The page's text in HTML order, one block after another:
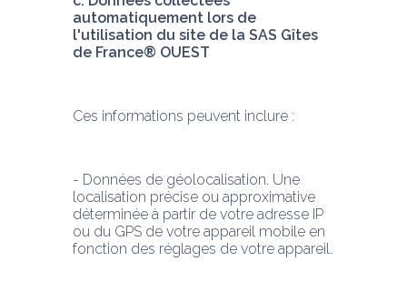
automatiquement lors de
l'utilisation du site de la SAS Gîtes
de France® OUEST
Ces informations peuvent inclure :
- Données de géolocalisation. Une
localisation précise ou approximative
déterminée à partir de votre adresse IP
ou du GPS de votre appareil mobile en
fonction des réglages de votre appareil.